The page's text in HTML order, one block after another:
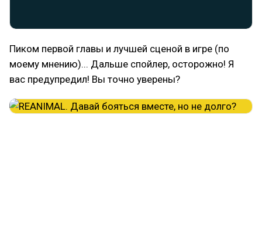
Пиком первой главы и лучшей сценой в игре (по
моему мнению)... Дальше спойлер, осторожно! Я
вас предупредил! Вы точно уверены?